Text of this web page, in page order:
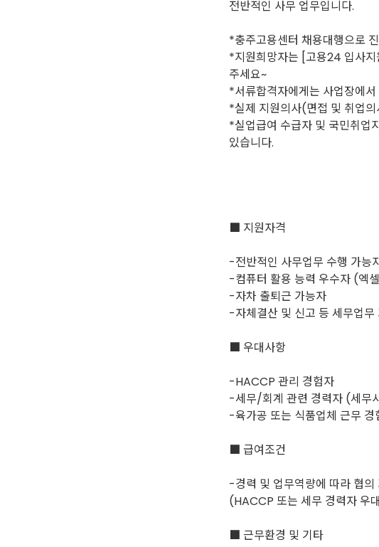
전반적인 사무 업무입니다.
*충주고용센터 채용대행으로
*지원희망자는 [고용24 입사
주세요~
*서류합격자에게는 사업장에
*실제 지원의사(면접 및 취업
*실업급여 수급자 및 국민취업
있습니다.
■ 지원자격
-전반적인 사무업무 수행 가능
-컴퓨터 활용 능력 우수자 (엑
-자차 출퇴근 가능자
-자체결산 및 신고 등 세무업무
■ 우대사항
-HACCP 관리 경험자
-세무/회계 관련 경력자 (세무
-육가공 또는 식품업체 근무 경
■ 급여조건
-경력 및 업무역량에 따라 협의
(HACCP 또는 세무 경력자 우
■ 근무환경 및 기타